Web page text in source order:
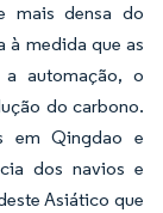
mais densa do
à medida que as
automação, o
do carbono.
em Qingdao e
dos navios e
Asiático que